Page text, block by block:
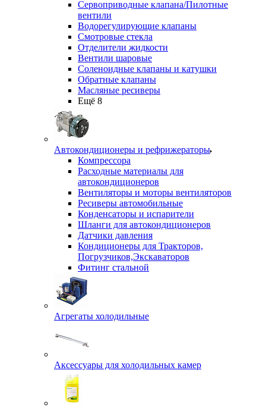
Сервоприводные клапана/Пилотные
вентили
Водорегулирующие клапаны
Смотровые стекла
Отделители жидкости
Вентили шаровые
Соленоидные клапаны и катушки
Обратные клапаны
Масляные ресиверы
Ещё 8
Автокондиционеры и рефрижераторы
Компрессора
Расходные материалы для
автокондиционеров
Вентиляторы и моторы вентиляторов
Ресиверы автомобильные
Конденсаторы и испарители
Шланги для автокондиционеров
Датчики давления
Кондиционеры для Тракторов,
Погрузчиков,Экскаваторов
Фитинг стальной
Агрегаты холодильные
Аксессуары для холодильных камер